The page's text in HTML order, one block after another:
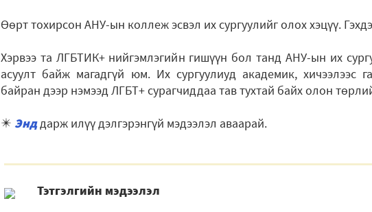
Өөрт тохирсон АНУ-ын коллеж эсвэл их сургуулийг олох хэцүү.
Хэрвээ та ЛГБТИК+ нийгэмлэгийн гишүүн бол танд АНУ-ын их
асуулт байж магадгүй юм. Их сургуулиуд академик, хичээлээс
байран дээр нэмээд ЛГБТ+ сурагчиддаа тав тухтай байх олон
✴️ Энддарж илүү дэлгэрэнгүй мэдээлэл аваарай.
Тэтгэлгийн мэдээлэл